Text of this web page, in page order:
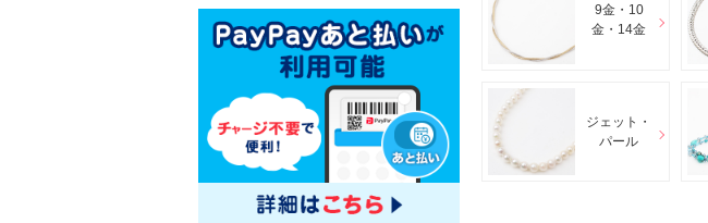
9金・10
金・14金
ジェット・
パール